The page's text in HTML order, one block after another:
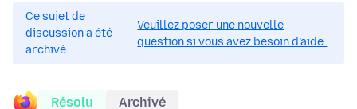
Ce sujet de
discussion a été
archivé.
Veuillez poser une nouvelle
question si vous avez besoin d’aide.
Résolu Archivé